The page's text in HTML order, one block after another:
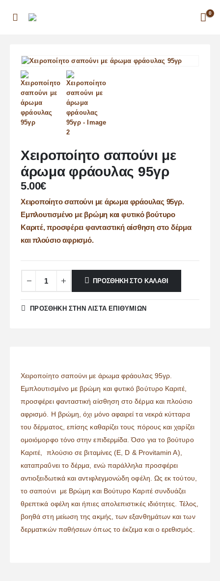
0
Χειροποίητο σαπούνι με
άρωμα φράουλας 95γρ
5.00€
Χειροποίητο σαπούνι με άρωμα φράουλας 95γρ.
Εμπλουτισμένο με βρώμη και φυτικό βούτυρο
Καριτέ, προσφέρει φανταστική αίσθηση στο δέρμα
και πλούσιο αφρισμό.
ΠΡΟΣΘΉΚΗ ΣΤΟ ΚΑΛΆΘΙ
ΠΡΌΣΘΉΚΗ ΣΤΗΝ ΛΊΣΤΑ ΕΠΙΘΥΜΙΏΝ
Χειροποίητο σαπούνι με άρωμα φράουλας 95γρ.
Εμπλουτισμένο με βρώμη και φυτικό βούτυρο Καριτέ,
προσφέρει φανταστική αίσθηση στο δέρμα και πλούσιο
αφρισμό. Η βρώμη, όχι μόνο αφαιρεί τα νεκρά κύτταρα
του δέρματος, επίσης καθαρίζει τους πόρους και χαρίζει
ομοιόμορφο τόνο στην επιδερμίδα. Όσο για το βούτυρο
Καριτέ, πλούσιο σε βιταμίνες (E, D & Provitamin A),
καταπραΰνει το δέρμα, ενώ παράλληλα προσφέρει
αντιοξειδωτικά και αντιφλεγμονώδη οφέλη. Ως εκ τούτου,
το σαπούνι με Βρώμη και Βούτυρο Καριτέ συνδυάζει
θρεπτικά οφέλη και ήπιες απολεπιστικές ιδιότητες. Τέλος,
βοηθά στη μείωση της ακμής, των εξανθημάτων και των
δερματικών παθήσεων όπως το έκζεμα και ο ερεθισμός.